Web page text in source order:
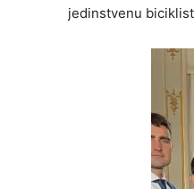
jedinstvenu